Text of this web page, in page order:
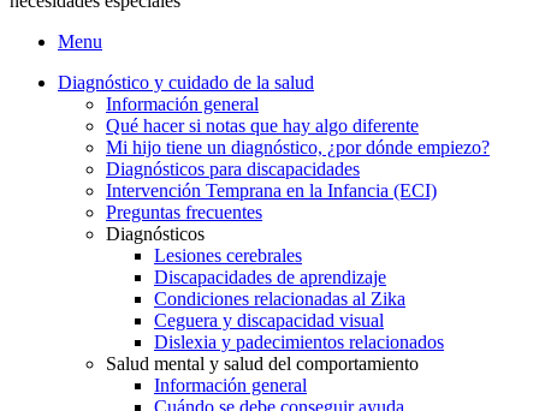
Menu
Diagnóstico y cuidado de la salud
Información general
Qué hacer si notas que hay algo diferente
Mi hijo tiene un diagnóstico, ¿por dónde empiezo?
Diagnósticos para discapacidades
Intervención Temprana en la Infancia (ECI)
Preguntas frecuentes
Diagnósticos
Lesiones cerebrales
Discapacidades de aprendizaje
Condiciones relacionadas al Zika
Ceguera y discapacidad visual
Dislexia y padecimientos relacionados
Salud mental y salud del comportamiento
Información general
Cuándo se debe conseguir ayuda